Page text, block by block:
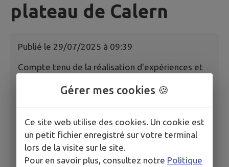
plateau de Calern
Publié le 29/07/2025 à 09:39
Compte tenu de la réalisation d'expériences et
d'Azur et de la forte affluence à prévoir durant
les périodes annoncées des étoiles filantes et
des perséides, l'accès sur le chemin de
l'observatoire sera interdit :
- Du vendredi 1er août 2025 à 17h au lundi 4
août 2025 à 8h,
Gérer mes cookies 🍪
Ce site web utilise des cookies. Un cookie est
un petit fichier enregistré sur votre terminal
lors de la visite sur le site.
Pour en savoir plus, consultez notre Politique